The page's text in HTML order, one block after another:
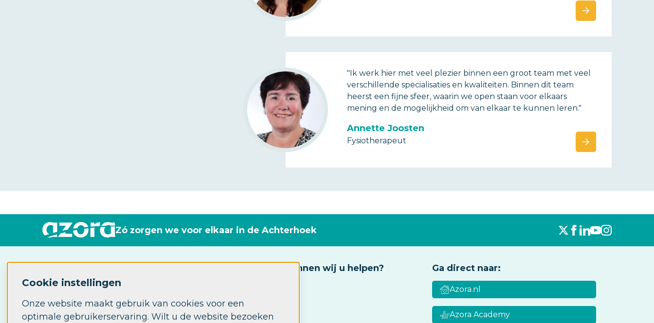
Cookie instellingen
Onze website maakt gebruik van cookies voor een
optimale gebruikerservaring. Wilt u de website bezoeken
"Ik werk hier met veel plezier binnen een groot team met veel
verschillende specialisaties en kwaliteiten. Binnen dit team
heerst een fijne sfeer, waarin we open staan voor elkaars
mening en de mogelijkheid om van elkaar te kunnen leren."
Annette Joosten
Fysiotherapeut
Zó zorgen we voor elkaar in de Achterhoek
7061AP Terborg
7060AA Terborg
Waarmee kunnen wij u helpen?
Ergotherapie
Ga direct naar:
Azora.nl
Azora Academy